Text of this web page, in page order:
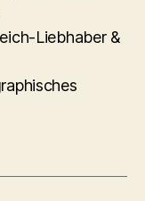
Liebhaber &